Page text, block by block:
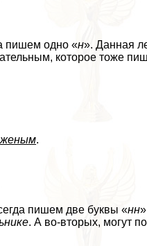
пишем одно «н». Данная
которое тоже
.
пишем две буквы «нн
. А во-вторых, могут